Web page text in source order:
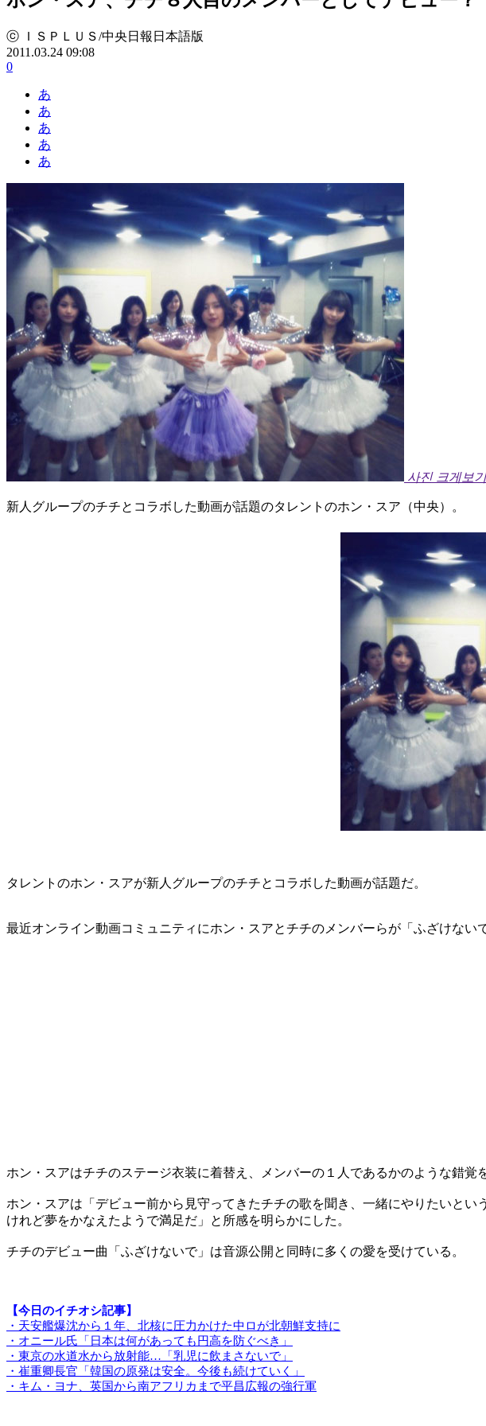
ⓒ ＩＳＰＬＵＳ/中央日報日本語版
2011.03.24 09:08
0
あ
あ
あ
あ
あ
사진 크게보기
新人グループのチチとコラボした動画が話題のタレントのホン・スア（中央）。
タレントのホン・スアが新人グループのチチとコラボした動画が話題だ。
最近オンライン動画コミュニティにホン・スアとチチのメンバーらが「ふざけない
ホン・スアはチチのステージ衣装に着替え、メンバーの１人であるかのような錯覚
ホン・スアは「デビュー前から見守ってきたチチの歌を聞き、一緒にやりたいと
けれど夢をかなえたようで満足だ」と所感を明らかにした。
チチのデビュー曲「ふざけないで」は音源公開と同時に多くの愛を受けている。
【今日のイチオシ記事】
・天安艦爆沈から１年、北核に圧力かけた中ロが北朝鮮支持に
・オニール氏「日本は何があっても円高を防ぐべき」
・東京の水道水から放射能…「乳児に飲まさないで」
・崔重卿長官「韓国の原発は安全。今後も続けていく」
・キム・ヨナ、英国から南アフリカまで平昌広報の強行軍